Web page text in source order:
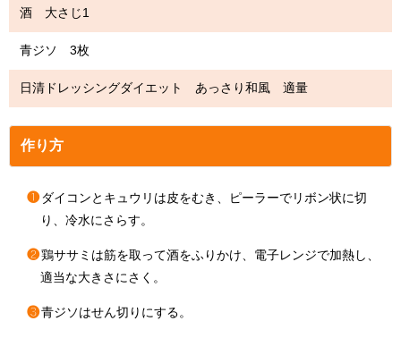
酒 大さじ1
青ジソ 3枚
日清ドレッシングダイエット あっさり和風 適量
作り方
❶ ダイコンとキュウリは皮をむき、ピーラーでリボン状に切
り、冷水にさらす。
❷鶏ササミは筋を取って酒をふりかけ、電子レンジで加熱し、
適当な大きさにさく。
❸青ジソはせん切りにする。